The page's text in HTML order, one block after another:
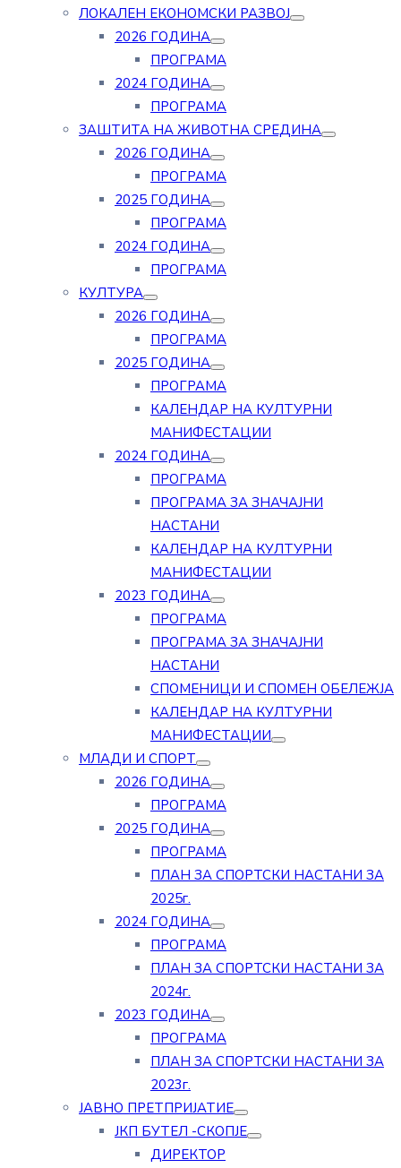
ЛОКАЛЕН ЕКОНОМСКИ РАЗВОЈ
2026 ГОДИНА
ПРОГРАМА
2024 ГОДИНА
ПРОГРАМА
ЗАШТИТА НА ЖИВОТНА СРЕДИНА
2026 ГОДИНА
ПРОГРАМА
2025 ГОДИНА
ПРОГРАМА
2024 ГОДИНА
ПРОГРАМА
КУЛТУРА
2026 ГОДИНА
ПРОГРАМА
2025 ГОДИНА
ПРОГРАМА
КАЛЕНДАР НА КУЛТУРНИ
МАНИФЕСТАЦИИ
2024 ГОДИНА
ПРОГРАМА
ПРОГРАМА ЗА ЗНАЧАЈНИ
НАСТАНИ
КАЛЕНДАР НА КУЛТУРНИ
МАНИФЕСТАЦИИ
2023 ГОДИНА
ПРОГРАМА
ПРОГРАМА ЗА ЗНАЧАЈНИ
НАСТАНИ
СПОМЕНИЦИ И СПОМЕН ОБЕЛЕЖЈА
КАЛЕНДАР НА КУЛТУРНИ
МАНИФЕСТАЦИИ
МЛАДИ И СПОРТ
2026 ГОДИНА
ПРОГРАМА
2025 ГОДИНА
ПРОГРАМА
ПЛАН ЗА СПОРТСКИ НАСТАНИ ЗА
2025г.
2024 ГОДИНА
ПРОГРАМА
ПЛАН ЗА СПОРТСКИ НАСТАНИ ЗА
2024г.
2023 ГОДИНА
ПРОГРАМА
ПЛАН ЗА СПОРТСКИ НАСТАНИ ЗА
2023г.
ЈАВНО ПРЕТПРИЈАТИЕ
ЈКП БУТЕЛ -СКОПЈЕ
ДИРЕКТОР